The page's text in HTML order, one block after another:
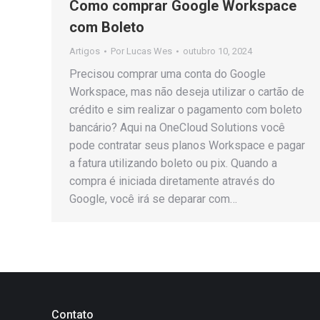
Como comprar Google Workspace
com Boleto
Artigos Por Lucas Wes outubro 10, 2024
Precisou comprar uma conta do Google
Workspace, mas não deseja utilizar o cartão de
crédito e sim realizar o pagamento com boleto
bancário? Aqui na OneCloud Solutions você
pode contratar seus planos Workspace e pagar
a fatura utilizando boleto ou pix. Quando a
compra é iniciada diretamente através do
Google, você irá se deparar com…
Contato